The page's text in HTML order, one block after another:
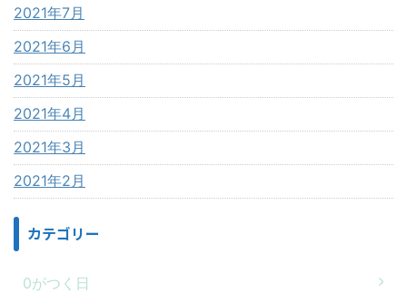
2021年7月
2021年6月
2021年5月
2021年4月
2021年3月
2021年2月
カテゴリー
0がつく日